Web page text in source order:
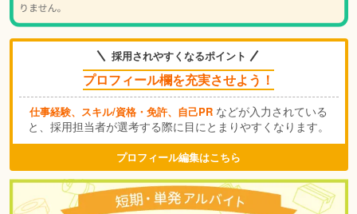
採用されやすくなるポイント
プロフィール欄を充実させよう！
仕事経験、スキル/資格・免許、自己PR などが入力されている
と、採用担当者が選考する際に目にとまりやすくなります。
プロフィール編集はこちら